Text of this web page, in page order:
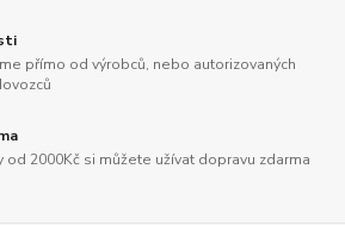
přímo od výrobců, nebo autorizovaných
od 2000Kč si můžete užívat dopravu zdarma